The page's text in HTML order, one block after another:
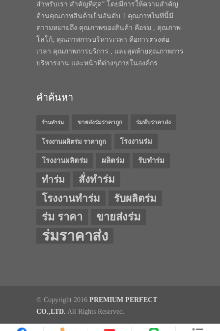
สำหรับเรา สำคัญที่สุด” โดยมีการให้ความสำคัญ
ด้านคุณภาพสินค้าเป็นอันดับ 1 คุณภาพในทีนี้มี
ความหมายถึง คุณภาพของสินค้า คือร่ม , คุณภาพ
โลโก้, คุณภาพการบริหารเวลา คือการตรงต่อ
เวลา คุณภาพการบริการ , และสุดท้ายคุณภาพการ
บริหารงาน และหน้าที่ต่างๆภายในองค์กร
คำค้นหา
ร้านทำร่ม ขายส่งร่มราคาถูก ร่มพับราคาส่ง
โรงงานผลิตร่ม ราคาถูก โรงงานร่ม
โรงงานผลิตร่ม ผลิตร่ม รับทำร่ม
ทำร่ม
สั่งทำร่ม
โรงงานทำร่ม
รับผลิตร่ม
ร่ม ราคา ขายส่งร่ม
ร่มราคาส่ง
© Copyright 2016 PREMIUM PERFECT
CO.,LTD. All Rights Reserved.